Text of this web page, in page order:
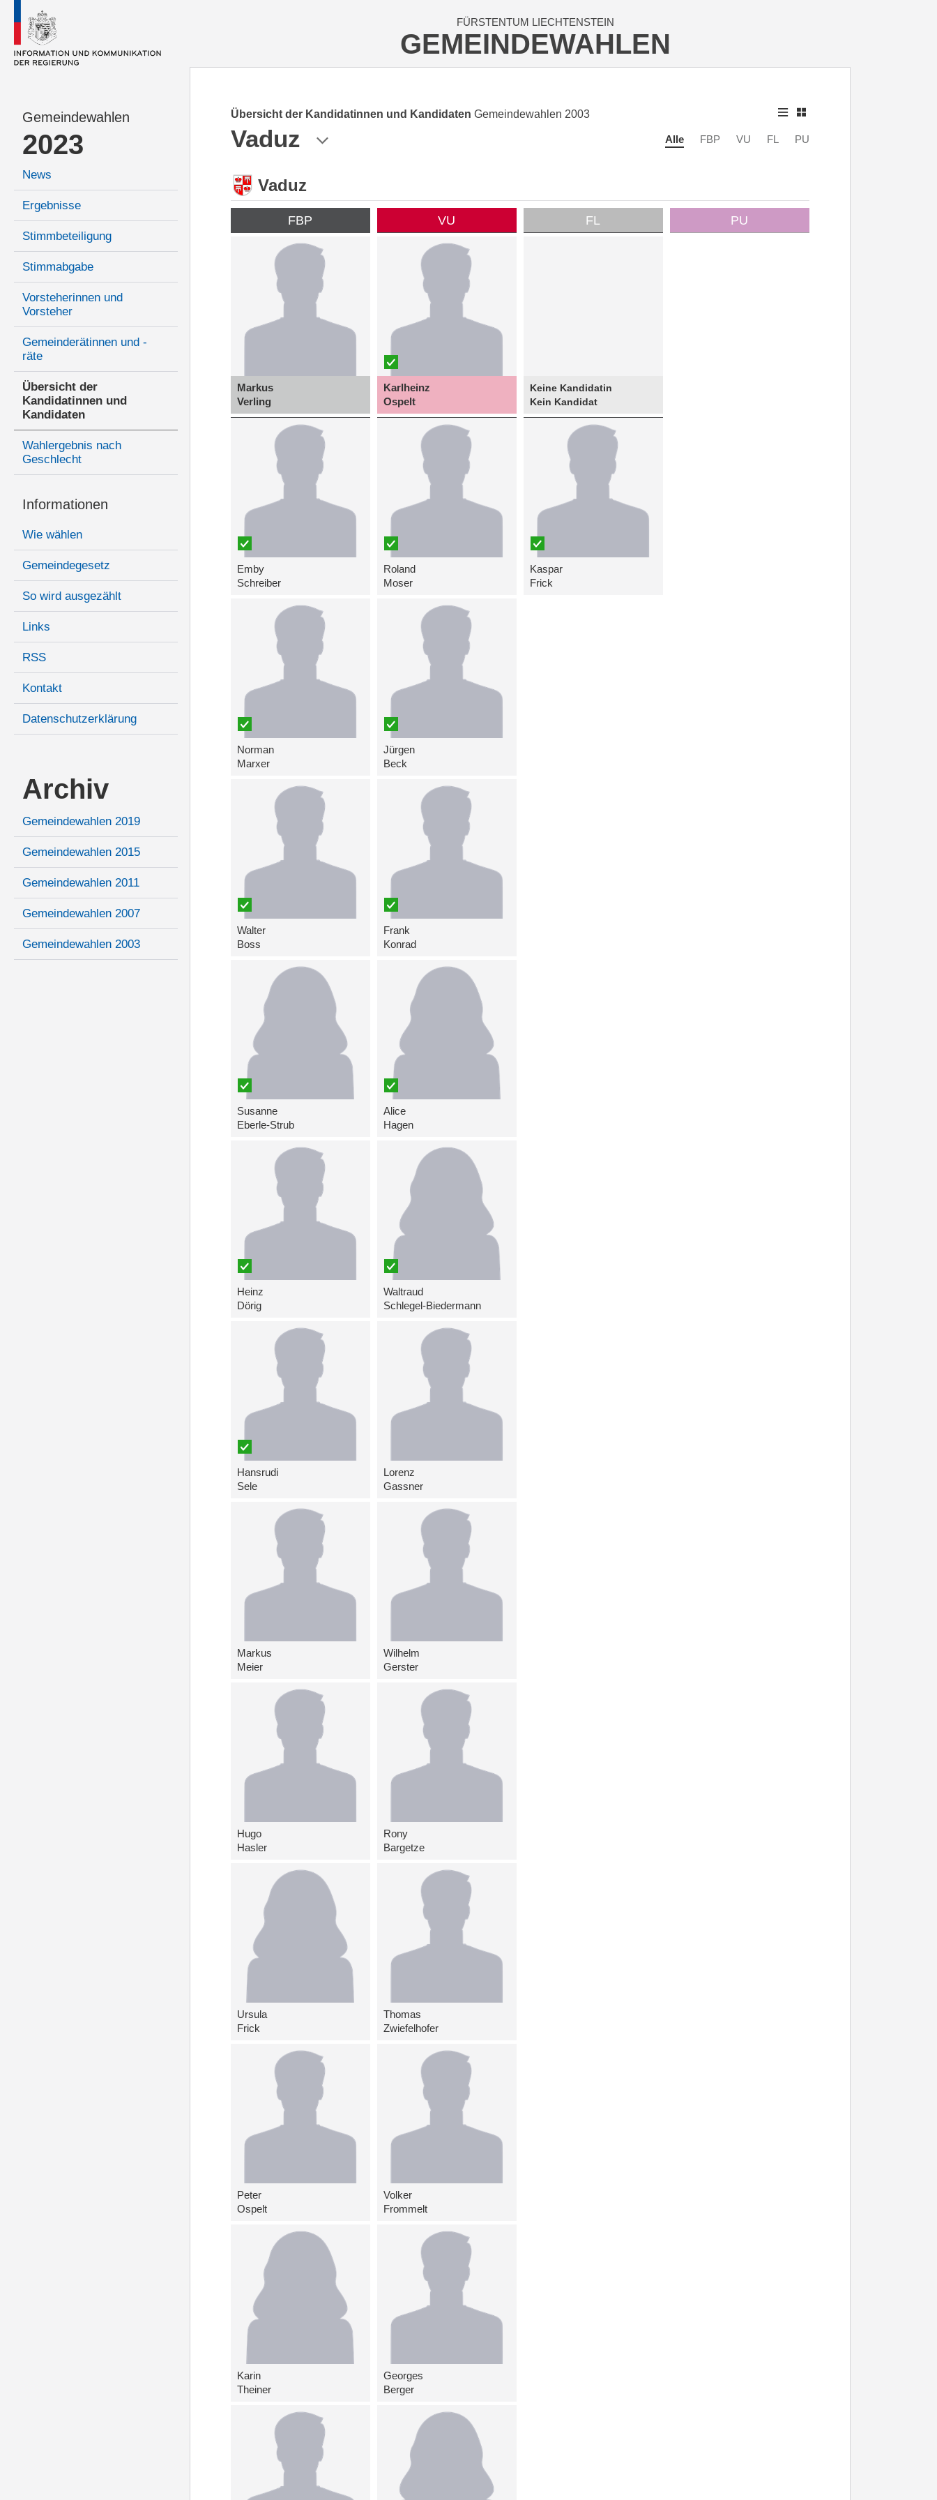
FÜRSTENTUM LIECHTENSTEIN
GEMEINDEWAHLEN
Gemeindewahlen
2023
News
Ergebnisse
Stimmbeteiligung
Stimmabgabe
Vorsteherinnen und
Vorsteher
Gemeinderätinnen und -
räte
Übersicht der
Kandidatinnen und
Kandidaten
Wahlergebnis nach
Geschlecht
Informationen
Wie wählen
Gemeindegesetz
So wird ausgezählt
Links
RSS
Kontakt
Datenschutzerklärung
Archiv
Gemeindewahlen 2019
Gemeindewahlen 2015
Gemeindewahlen 2011
Gemeindewahlen 2007
Gemeindewahlen 2003
Übersicht der Kandidatinnen und Kandidaten Gemeindewahlen 2003
Vaduz Alle FBP VU FL PU
Vaduz
FBP
Markus
Verling
Emby
Schreiber
Norman
Marxer
Walter
Boss
Susanne
Eberle-Strub
Heinz
Dörig
Hansrudi
Sele
Markus
Meier
Hugo
Hasler
Ursula
Frick
Peter
Ospelt
Karin
Theiner
VU
Karlheinz
Ospelt
Roland
Moser
Jürgen
Beck
Frank
Konrad
Alice
Hagen
Waltraud
Schlegel-Biedermann
Lorenz
Gassner
Wilhelm
Gerster
Rony
Bargetze
Thomas
Zwiefelhofer
Volker
Frommelt
Georges
Berger
FL
Keine Kandidatin
Kein Kandidat
Kaspar
Frick
PU